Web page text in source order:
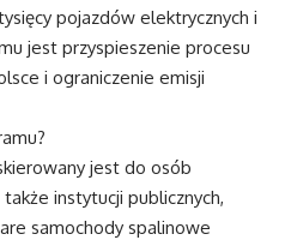
pojazdów elektrycznych i
jest przyspieszenie procesu
i ograniczenie emisji
jest do osób
instytucji publicznych,
samochody spalinowe